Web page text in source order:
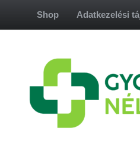
Shop Adatkezelési